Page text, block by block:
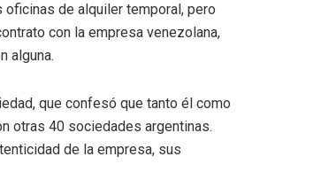
de alquiler temporal, pero
con la empresa venezolana,
alguna.
que confesó que tanto él como
otras 40 sociedades argentinas.
de la empresa, sus